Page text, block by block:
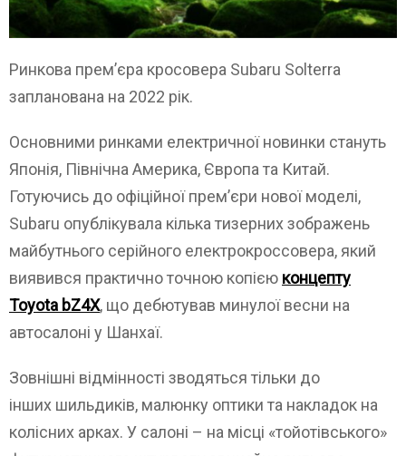
Ринкова прем’єра кросовера Subaru Solterra
запланована на 2022 рік.
Основними ринками електричної новинки стануть
Японія, Північна Америка, Європа та Китай.
Готуючись до офіційної прем’єри нової моделі,
Subaru опублікувала кілька тизерних зображень
майбутнього серійного електрокроссовера, який
виявився практично точною копією концепту
Toyota bZ4X, що дебютував минулої весни на
автосалоні у Шанхаї.
Зовнішні відмінності зводяться тільки до
інших шильдиків, малюнку оптики та накладок на
колісних арках. У салоні – на місці «тойотівського»